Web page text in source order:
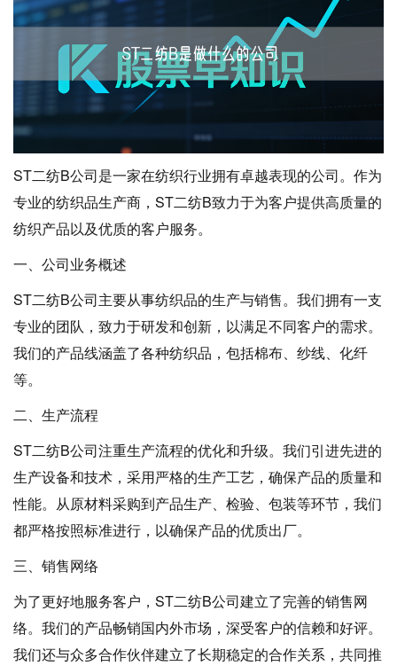
ST二纺B公司是一家在纺织行业拥有卓越表现的公司。作为
专业的纺织品生产商，ST二纺B致力于为客户提供高质量的
纺织产品以及优质的客户服务。
一、公司业务概述
ST二纺B公司主要从事纺织品的生产与销售。我们拥有一支
专业的团队，致力于研发和创新，以满足不同客户的需求。
我们的产品线涵盖了各种纺织品，包括棉布、纱线、化纤
等。
二、生产流程
ST二纺B公司注重生产流程的优化和升级。我们引进先进的
生产设备和技术，采用严格的生产工艺，确保产品的质量和
性能。从原材料采购到产品生产、检验、包装等环节，我们
都严格按照标准进行，以确保产品的优质出厂。
三、销售网络
为了更好地服务客户，ST二纺B公司建立了完善的销售网
络。我们的产品畅销国内外市场，深受客户的信赖和好评。
我们还与众多合作伙伴建立了长期稳定的合作关系，共同推